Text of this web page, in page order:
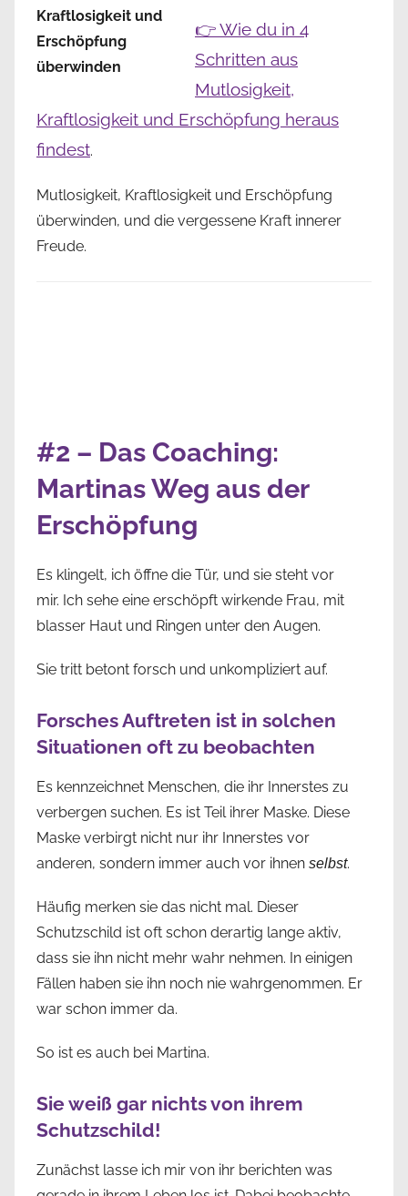
👉 Wie du in 4
Schritten aus
Mutlosigkeit,
Kraftlosigkeit und Erschöpfung heraus
findest.
Mutlosigkeit, Kraftlosigkeit und Erschöpfung
überwinden, und die vergessene Kraft innerer
Freude.
#2 – Das Coaching:
Martinas Weg aus der
Erschöpfung
Es klingelt, ich öffne die Tür, und sie steht vor
mir. Ich sehe eine erschöpft wirkende Frau, mit
blasser Haut und Ringen unter den Augen.
Sie tritt betont forsch und unkompliziert auf.
Forsches Auftreten ist in solchen
Situationen oft zu beobachten
Es kennzeichnet Menschen, die ihr Innerstes zu
verbergen suchen. Es ist Teil ihrer Maske. Diese
Maske verbirgt nicht nur ihr Innerstes vor
anderen, sondern immer auch vor ihnen selbst.
Häufig merken sie das nicht mal. Dieser
Schutzschild ist oft schon derartig lange aktiv,
dass sie ihn nicht mehr wahr nehmen. In einigen
Fällen haben sie ihn noch nie wahrgenommen. Er
war schon immer da.
So ist es auch bei Martina.
Sie weiß gar nichts von ihrem
Schutzschild!
Zunächst lasse ich mir von ihr berichten was